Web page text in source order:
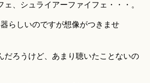
ェ、シュライアーファイフェ・・・。
らしいのですが想像がつきませ
だろうけど、あまり聴いたことないの